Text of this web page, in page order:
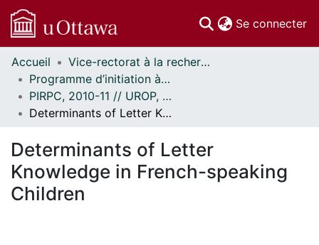
Se connecter
Communautés
et collections
Parcourir
Statistiques
À propos
Accueil
Vice-rectorat à la recherche // Office of the V-P, Research
Programme d’initiation à la recherche au premier cycle (PIRPC) // Undergraduate Research Opportunity Program (UROP)
PIRPC, 2010-11 // UROP, 2010-11
Determinants of Letter Knowledge in French-speaking Children
Determinants of Letter
Knowledge in French-speaking
Children